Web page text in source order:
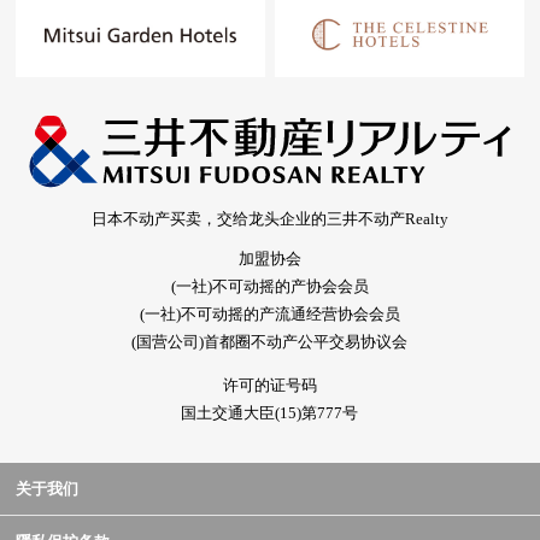
日本不动产买卖，交给龙头企业的三井不动产Realty
加盟协会
(一社)不可动摇的产协会会员
(一社)不可动摇的产流通经营协会会员
(国营公司)首都圈不动产公平交易协议会
许可的证号码
国土交通大臣(15)第777号
关于我们